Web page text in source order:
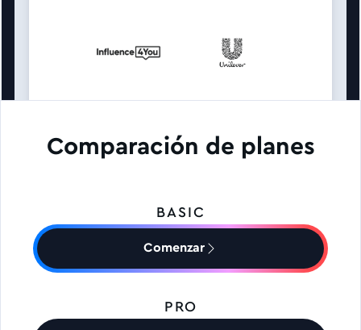
Comparación de planes
BASIC
Comenzar
PRO